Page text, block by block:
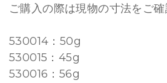
ご購入の際は現物の寸法をご確
530014：50g
530015：45g
530016：56g